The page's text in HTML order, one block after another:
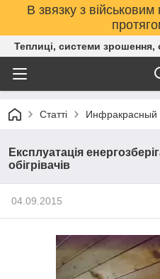
В звязку з
Теплиці, системи
Статті Инфракрасный
Експлуатація
обігрівачів
04.09.2015